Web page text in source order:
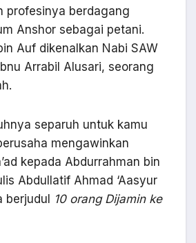
profesinya berdagang
Anshor sebagai petani.
Auf dikenalkan Nabi SAW
Arrabil Alusari, seorang
separuh untuk kamu
mengawinkan
kepada Abdurrahman bin
Abdullatif Ahmad ‘Aasyur
berjudul 10 orang Dijamin ke